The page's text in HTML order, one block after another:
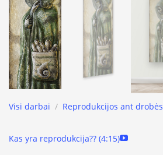
Visi darbai / Reprodukcijos ant drobės
Kas yra reprodukcija?? (4:15)